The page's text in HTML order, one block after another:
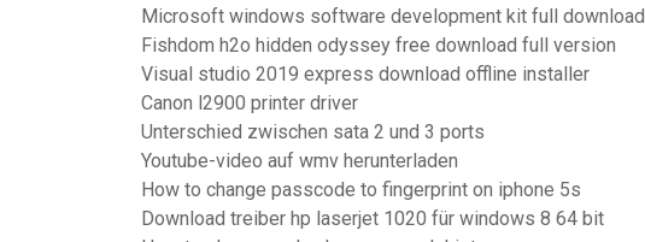
Microsoft windows software development kit full download
Fishdom h2o hidden odyssey free download full version
Visual studio 2019 express download offline installer
Canon l2900 printer driver
Unterschied zwischen sata 2 und 3 ports
Youtube-video auf wmv herunterladen
How to change passcode to fingerprint on iphone 5s
Download treiber hp laserjet 1020 für windows 8 64 bit